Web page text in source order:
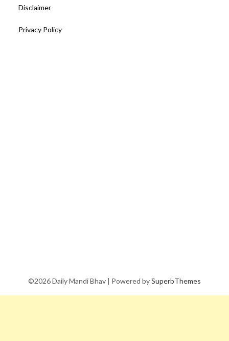
Disclaimer
Privacy Policy
©2026 Daily Mandi Bhav | Powered bySuperbThemes